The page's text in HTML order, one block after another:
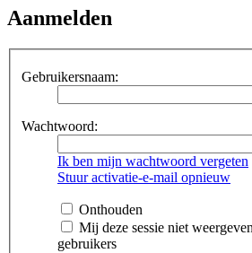
Aanmelden
Gebruikersnaam:
Wachtwoord:
Ik ben mijn wachtwoord vergeten
Stuur activatie-e-mail opnieuw
Onthouden
Mij deze sessie niet
gebruikers